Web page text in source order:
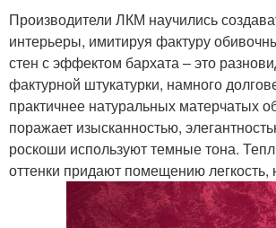
Производители ЛКМ научились
интерьеры, имитируя фактуру
стен с эффектом бархата – это
фактурной штукатурки, намного
практичнее натуральных матерчатых
поражает изысканностью,
роскоши используют темные тона.
оттенки придают помещению легкость,